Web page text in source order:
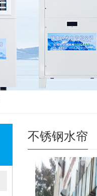
不锈钢水帘